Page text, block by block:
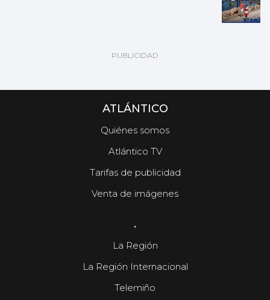
ATLÁNTICO
Quiénes somos
Atlántico TV
Tarifas de publicidad
Venta de imágenes
.
La Región
La Región Internacional
Telemiño